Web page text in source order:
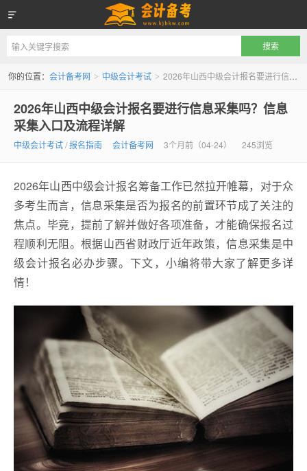
会计备考网
你的位置： 会计备考网 > 中级会计考试 > 2026年山西中级会计报名要进行信息采集吗？信息采集入口及流程详解
2026年山西中级会计报名要进行信息采集吗？信息
采集入口及流程详解
中级会计考试/报名指南 会计备考网 3个月前（04-24） 245浏览
2026年山西中级会计报名筹备工作已然拉开帷幕，对于众
多考生而言，信息采集是否为报名的前置环节成了关注的
焦点。毕竟，提前了解并做好各项准备，才能确保报名过
程顺利无阻。根据山西省财政厅近年政策，信息采集是中
级会计报名必办步骤。下文，小编将带大家了解更多详
情！